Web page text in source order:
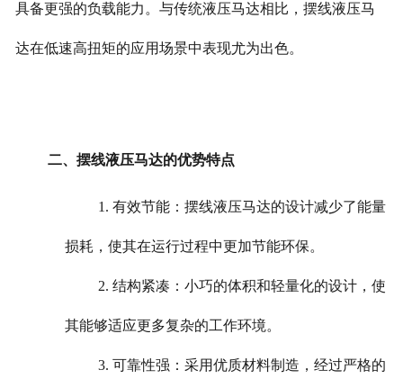
具备更强的负载能力。与传统液压马达相比，摆线液压马
达在低速高扭矩的应用场景中表现尤为出色。
二、摆线液压马达的优势特点
1. 有效节能：摆线液压马达的设计减少了能量
损耗，使其在运行过程中更加节能环保。
2. 结构紧凑：小巧的体积和轻量化的设计，使
其能够适应更多复杂的工作环境。
3. 可靠性强：采用优质材料制造，经过严格的